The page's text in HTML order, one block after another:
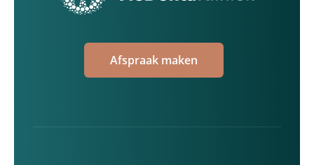
Afspraak maken